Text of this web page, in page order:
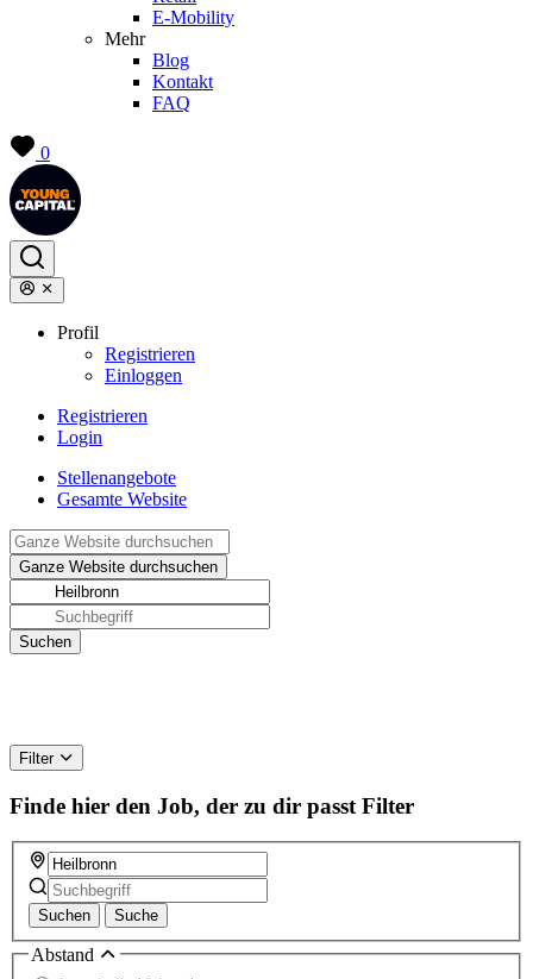
E-Mobility
Mehr
Blog
Kontakt
FAQ
0
Profil
Registrieren
Einloggen
Registrieren
Login
Stellenangebote
Gesamte Website
Filter
Finde hier den Job, der zu dir passt Filter
Suchen Suche
Abstand